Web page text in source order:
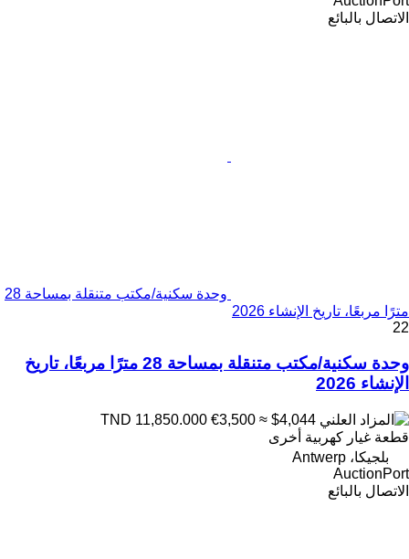
الاتصال بالبائع
وحدة سكنية/مكتب متنقلة بمساحة 28
مترًا مربعًا، تاريخ الإنشاء 2026
22
وحدة سكنية/مكتب متنقلة بمساحة 28 مترًا مربعًا، تاريخ
الإنشاء 2026
€3,500 ≈ $4,044
قطعة غيار كهربية أخرى
بلجيكا، Antwerp
AuctionPort
الاتصال بالبائع